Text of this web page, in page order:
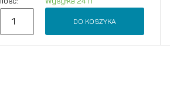
DO KOSZYKA